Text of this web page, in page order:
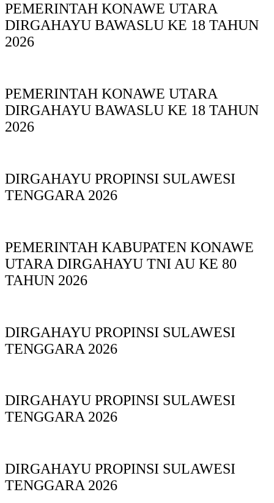
PEMERINTAH KONAWE UTARA
DIRGAHAYU BAWASLU KE 18 TAHUN
2026
PEMERINTAH KONAWE UTARA
DIRGAHAYU BAWASLU KE 18 TAHUN
2026
DIRGAHAYU PROPINSI SULAWESI
TENGGARA 2026
PEMERINTAH KABUPATEN KONAWE
UTARA DIRGAHAYU TNI AU KE 80
TAHUN 2026
DIRGAHAYU PROPINSI SULAWESI
TENGGARA 2026
DIRGAHAYU PROPINSI SULAWESI
TENGGARA 2026
DIRGAHAYU PROPINSI SULAWESI
TENGGARA 2026